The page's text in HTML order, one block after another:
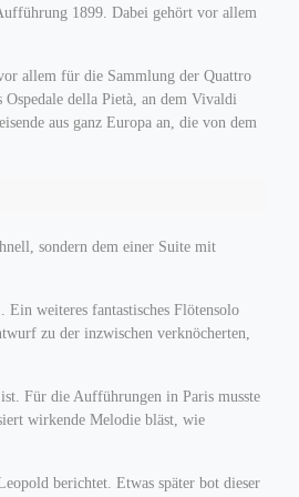
1899. Dabei gehört vor allem
allem für die Sammlung der Quattro
della Pietà, an dem Vivaldi
aus ganz Europa an, die von dem
sondern dem einer Suite mit
weiteres fantastisches Flötensolo
zu der inzwischen verknöcherten,
Für die Aufführungen in Paris musste
wirkende Melodie bläst, wie
berichtet. Etwas später bot dieser